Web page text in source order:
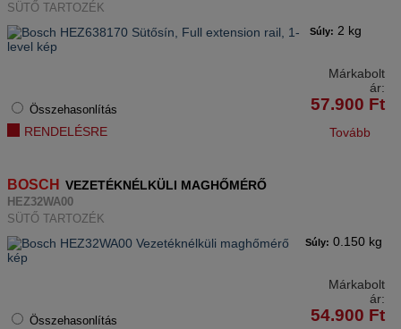
SÜTŐ TARTOZÉK
Súly: 2 kg
Összehasonlítás
RENDELÉSRE
Márkabolt
ár:
57.900 Ft
Tovább
BOSCH VEZETÉKNÉLKÜLI MAGHŐMÉRŐ
HEZ32WA00
SÜTŐ TARTOZÉK
Súly: 0.150 kg
Összehasonlítás
Márkabolt
ár:
54.900 Ft